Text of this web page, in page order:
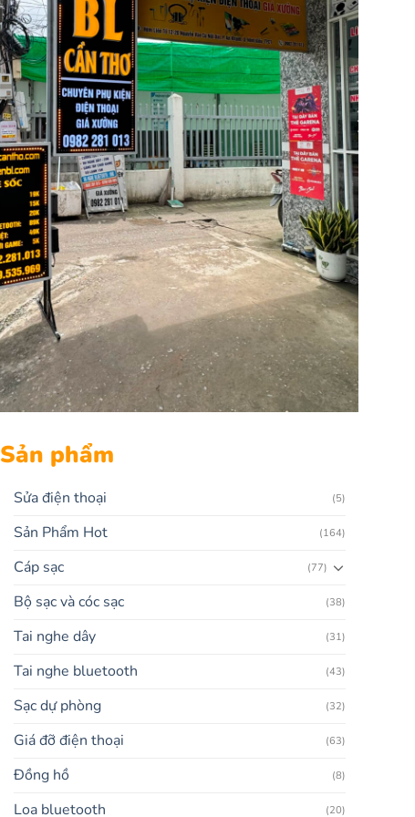
Sản phẩm
Sửa điện thoại (5)
Sản Phẩm Hot (164)
Cáp sạc (77)
Bộ sạc và cóc sạc (38)
Tai nghe dây (31)
Tai nghe bluetooth (43)
Sạc dự phòng (32)
Giá đỡ điện thoại (63)
Đồng hồ (8)
Loa bluetooth (20)